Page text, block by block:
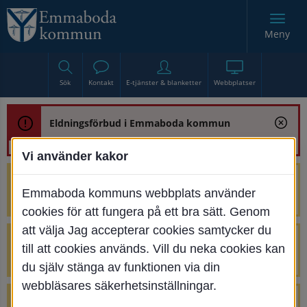
Sök Kontakt E-tjänster & blanketter Webbplatser
Meny
Eldningsförbud i Emmaboda kommun
renoveringen av Bjurbäcksbron
Tillfälliga avstängningar på Centrumtorget
v. 25-34
Vi använder kakor
Emmaboda kommuns webbplats använder
cookies för att fungera på ett bra sätt. Genom
att välja Jag accepterar cookies samtycker du
till att cookies används. Vill du neka cookies kan
du själv stänga av funktionen via din
webbläsares säkerhetsinställningar.